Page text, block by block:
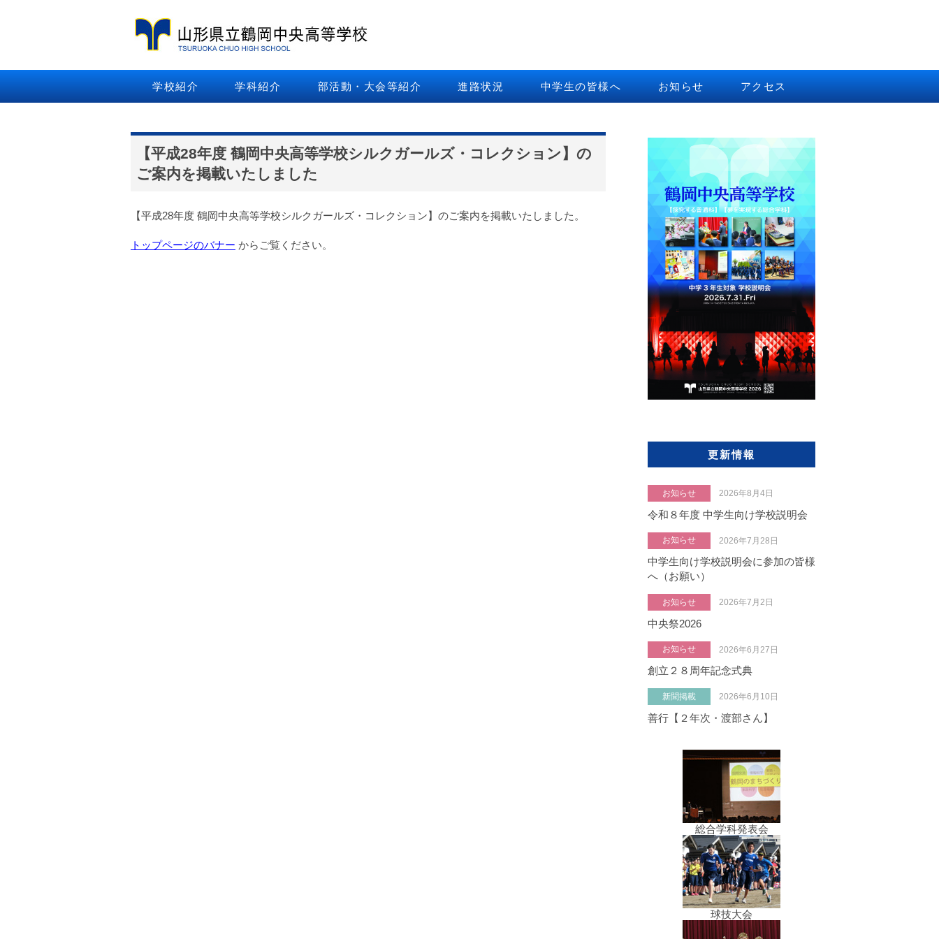
学校紹介 学科紹介 部活動・大会等紹介 進路状況 中学生の皆様へ お知らせ アクセス
【平成28年度 鶴岡中央高等学校シルクガールズ・コレクション】の
ご案内を掲載いたしました
【平成28年度 鶴岡中央高等学校シルクガールズ・コレクション】のご案内を掲載いたしました。
トップページのバナー からご覧ください。
更新情報
お知らせ 2026年8月4日
令和８年度 中学生向け学校説明会
お知らせ 2026年7月28日
中学生向け学校説明会に参加の皆様
へ（お願い）
お知らせ 2026年7月2日
中央祭2026
お知らせ 2026年6月27日
創立２８周年記念式典
新聞掲載 2026年6月10日
善行【２年次・渡部さん】
総合学科発表会
球技大会